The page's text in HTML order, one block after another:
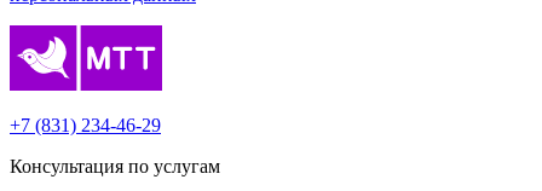
+7 (831) 234-46-29
Консультация по услугам